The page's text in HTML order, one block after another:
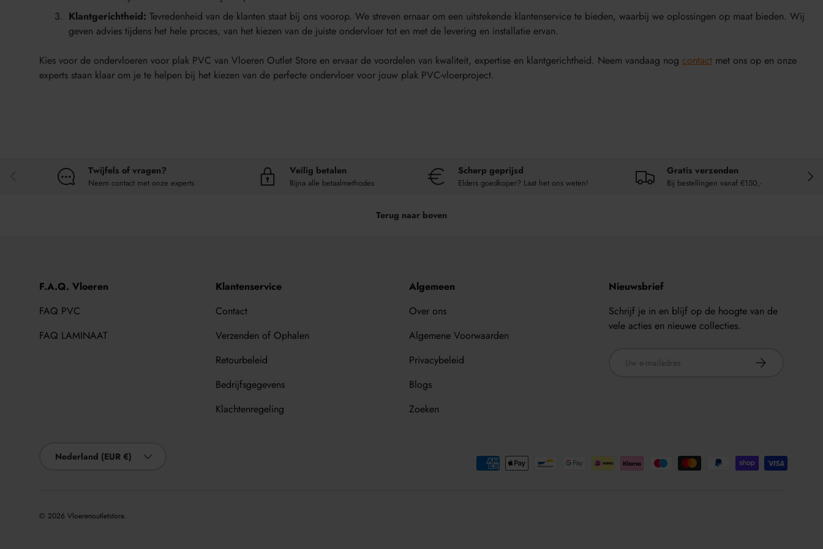
Klantgerichtheid: Tevredenheid van de klanten staat bij ons voorop. We streven ernaar om een uitstekende klantenservice te bieden, waarbij we oplossingen op maat bieden. Wij
geven advies tijdens het hele proces, van het kiezen van de juiste ondervloer tot en met de levering en installatie ervan.
Kies voor de ondervloeren voor plak PVC van Vloeren Outlet Store en ervaar de voordelen van kwaliteit, expertise en klantgerichtheid. Neem vandaag nog contact met ons op en onze
experts staan klaar om je te helpen bij het kiezen van de perfecte ondervloer voor jouw plak PVC-vloerproject.
Twijfels of vragen?
Neem contact met onze experts
Veilig betalen
Bijna alle betaalmethodes
Scherp geprijsd
Elders goedkoper? Laat het ons weten!
Gratis verzenden
Bij bestellingen vanaf €150,-
Terug naar boven
F.A.Q. Vloeren
FAQ PVC
FAQ LAMINAAT
Klantenservice
Contact
Verzenden of Ophalen
Retourbeleid
Bedrijfsgegevens
Klachtenregeling
Algemeen
Over ons
Algemene Voorwaarden
Privacybeleid
Blogs
Zoeken
Nieuwsbrief
Schrijf je in en blijf op de hoogte van de
vele acties en nieuwe collecties.
ABONNEER
Geaccepteerde betaalmethoden
Nederland (EUR €)
© 2026 Vloerenoutletstore.